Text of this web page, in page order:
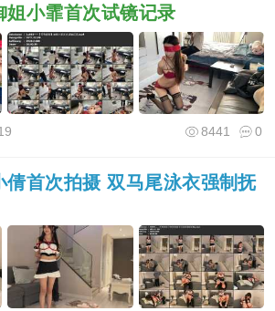
姐小霏首次试镜记录
0
8441
倩首次拍摄 双马尾泳衣强制抚